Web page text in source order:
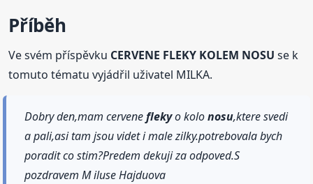
Příběh
Ve svém příspěvku CERVENE FLEKY KOLEM NOSU se k
tomuto tématu vyjádřil uživatel MILKA.
Dobry den,mam cerveneflekyo kolonosu,ktere svedi
a pali,asi tam jsou videt i male zilky.potrebovala bych
poradit co stim?Predem dekuji za odpoved.S
pozdravem M iluse Hajduova